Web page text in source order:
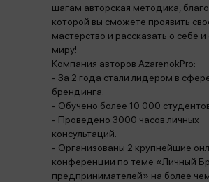
шагам авторская методика,
которой вы сможете проявить
мастерство и рассказать о себе
миру!
Компания авторов AzarenokPro:
- За 2 года стали лидером в
брендинга.
- Обучено более 10 000
- Проведено 3000 часов личных
консультаций.
- Организованы 2 крупнейшие
конференции по теме «Личный
предпринимателей» на более